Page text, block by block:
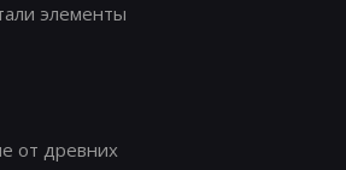
элементы
от древних